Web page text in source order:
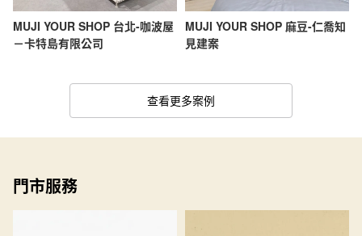
MUJI YOUR SHOP 台北-咖波屋
－卡特島有限公司
MUJI YOUR SHOP 麻豆-仁喬知
見建案
查看更多案例
門市服務